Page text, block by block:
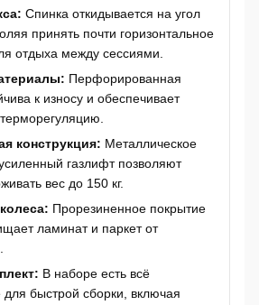
Спинка откидывается на угол
принять почти горизонтальное
отдыха между сессиями.
Перфорированная
к износу и обеспечивает
конструкция: Металлическое
газлифт позволяют
вес до 150 кг.
Прорезиненное покрытие
ламинат и паркет от
В наборе есть всё
быстрой сборки, включая